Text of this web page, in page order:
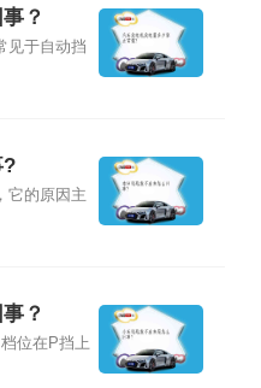
？
见于自动挡
?
它的原因主
？
位在P挡上